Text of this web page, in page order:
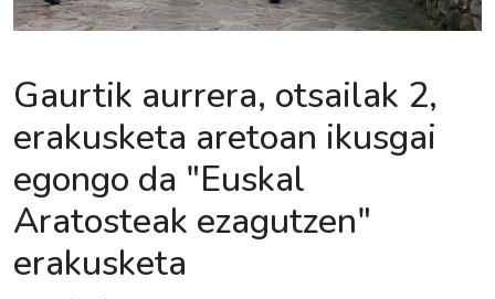
Gaurtik aurrera, otsailak 2,
erakusketa aretoan ikusgai
egongo da "Euskal
Aratosteak ezagutzen"
erakusketa